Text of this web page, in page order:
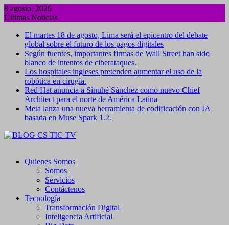
Saltar
al
8 agosto, 2026
Últimas Noticias
El martes 18 de agosto, Lima será el epicentro del debate
global sobre el futuro de los pagos digitales
Según fuentes, importantes firmas de Wall Street han sido
blanco de intentos de ciberataques.
Los hospitales ingleses pretenden aumentar el uso de la
robótica en cirugía.
Red Hat anuncia a Sinuhé Sánchez como nuevo Chief
Architect para el norte de América Latina
Meta lanza una nueva herramienta de codificación con IA
basada en Muse Spark 1.2.
Quienes Somos
Somos
Servicios
Contáctenos
Tecnología
Transformación Digital
Inteligencia Artificial